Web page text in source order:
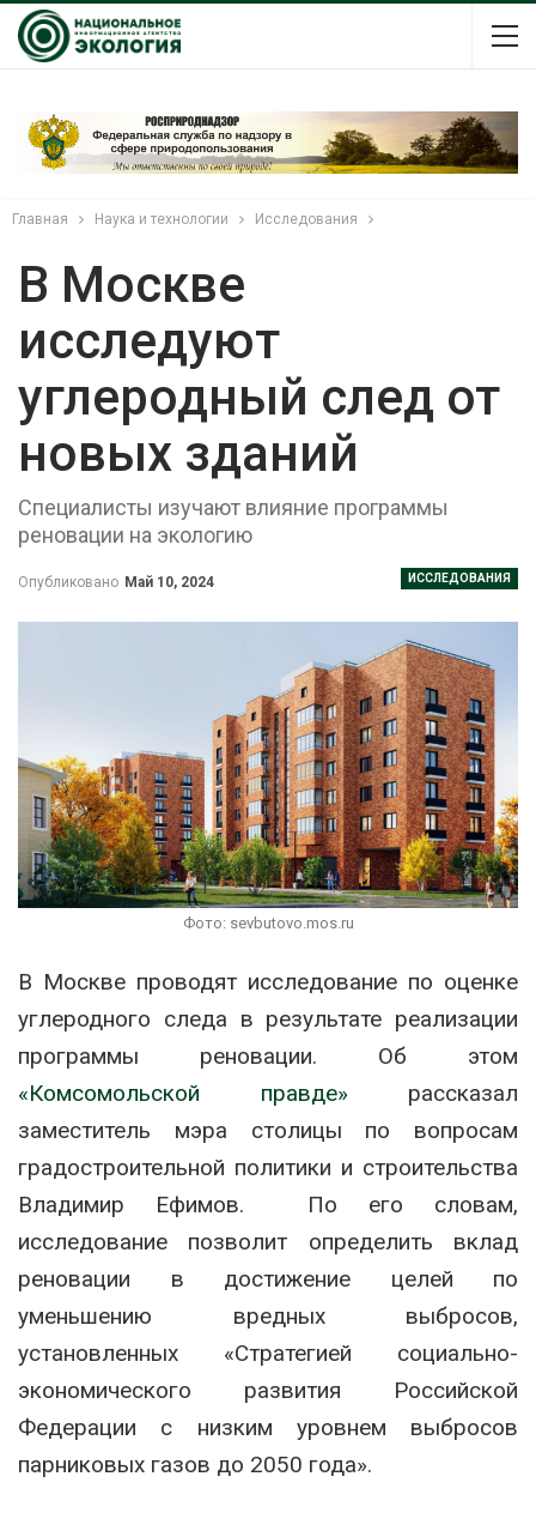
Главная Наука и технологии Исследования
В Москве
исследуют
углеродный след от
новых зданий
Специалисты изучают влияние программы
реновации на экологию
ИССЛЕДОВАНИЯ
Опубликовано Май 10, 2024
Фото: sevbutovo.mos.ru
В Москве проводят исследование по оценке
углеродного следа в результате реализации
программы реновации. Об этом
«Комсомольской правде»рассказал
заместитель мэра столицы по вопросам
градостроительной политики и строительства
Владимир Ефимов. По его словам,
исследование позволит определить вклад
реновации в достижение целей по
уменьшению вредных выбросов,
установленных «Стратегией социально-
экономического развития Российской
Федерации с низким уровнем выбросов
парниковых газов до 2050 года».